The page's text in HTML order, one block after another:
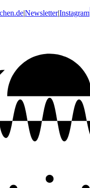
|Newsletter|Instagram